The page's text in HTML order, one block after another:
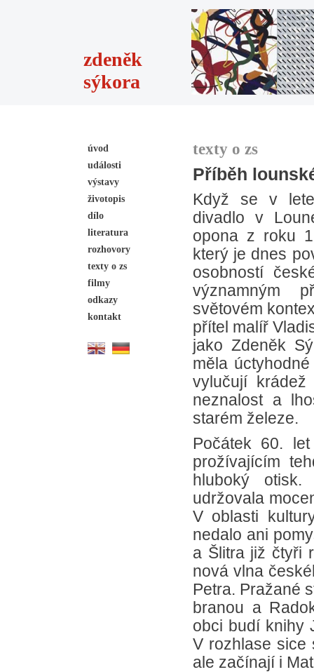
zdeněk
sýkora
úvod
události
výstavy
životopis
dílo
literatura
rozhovory
texty o zs
filmy
odkazy
kontakt
texty o zs
Příběh
Když se v
divadlo v
opona z roku
který je dnes
osobností
významným
světovém
přítel malíř
jako Zdeněk
měla
vylučují
neznalost a
starém železe.
Počátek 60.
prožívajícím
hluboký
udržovala
V oblasti
nedalo ani
a Šlitra již čtyři
nová vlna
Petra. Pražané
branou a
obci budí knihy
V rozhlase sice
ale začínají i